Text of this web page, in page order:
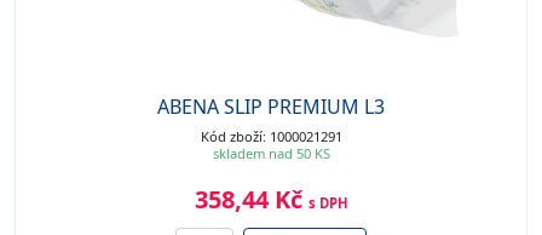
ABENA SLIP PREMIUM L3
Kód zboží: 1000021291
skladem nad 50 KS
358,44 Kč s DPH